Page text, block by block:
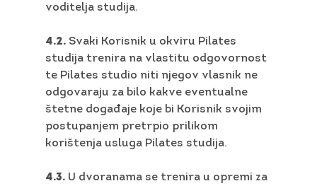
voditelja studija.
4.2. Svaki Korisnik u okviru Pilates
studija trenira na vlastitu odgovornost
te Pilates studio niti njegov vlasnik ne
odgovaraju za bilo kakve eventualne
štetne događaje koje bi Korisnik svojim
postupanjem pretrpio prilikom
korištenja usluga Pilates studija.
4.3. U dvoranama se trenira u opremi za